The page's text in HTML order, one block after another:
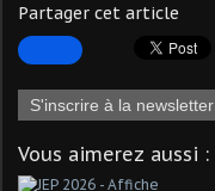
Partager cet article
S'inscrire à la newsletter
Vous aimerez aussi :